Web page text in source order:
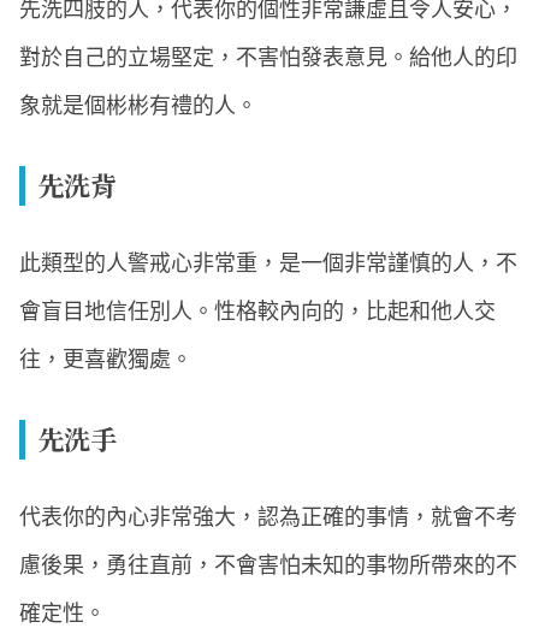
先洗四肢的人，代表你的個性非常謙虛且令人安心，
對於自己的立場堅定，不害怕發表意見。給他人的印
象就是個彬彬有禮的人。
先洗背
此類型的人警戒心非常重，是一個非常謹慎的人，不
會盲目地信任別人。性格較內向的，比起和他人交
往，更喜歡獨處。
先洗手
代表你的內心非常強大，認為正確的事情，就會不考
慮後果，勇往直前，不會害怕未知的事物所帶來的不
確定性。